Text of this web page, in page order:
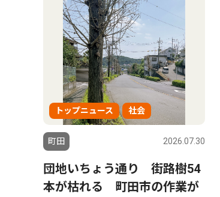
トップニュース 社会
町田 2026.07.30
団地いちょう通り 街路樹54
本が枯れる 町田市の作業が